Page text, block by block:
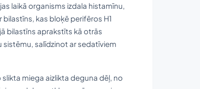
laikā organisms izdala histamīnu,
bilastīns, kas bloķē perifēros H1
bilastīns aprakstīts kā otrās
sistēmu, salīdzinot ar sedatīviem
miega aizlikta deguna dēļ, no